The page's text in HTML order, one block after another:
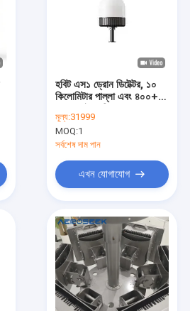
হবিট এস১ ড্রোন ডিটেক্টর, ১০
কিলোমিটার পাল্লা এবং ৪০০+
মূল্য:31999
MOQ:1
সর্বশেষ দাম পান
এখন যোগাযোগ